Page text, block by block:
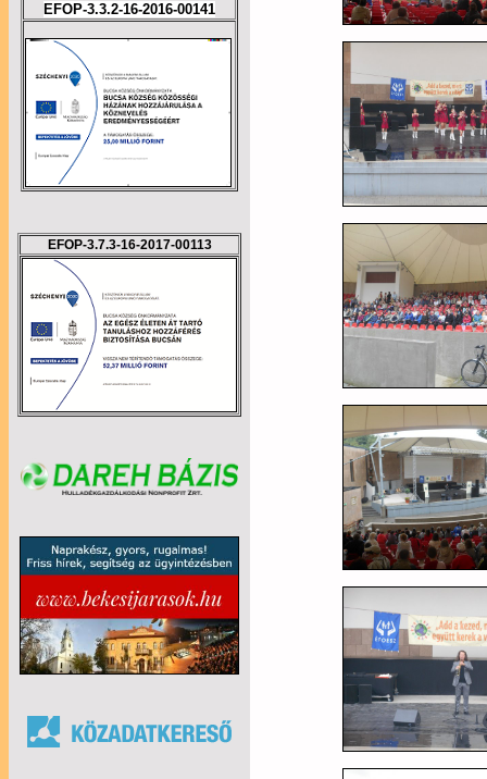
EFOP-3.3.2-16-2016-00141
EFOP-3.7.3-16-2017-00113